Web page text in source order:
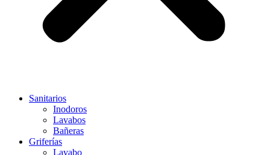
Sanitarios
Inodoros
Lavabos
Bañeras
Griferías
Lavabo